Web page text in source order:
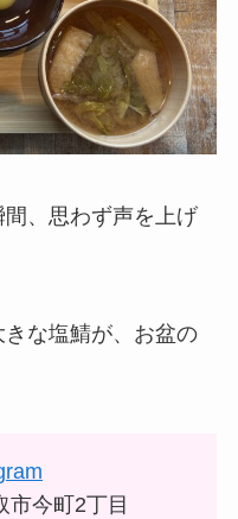
、思わず声を上げ
な塩鯖が、お盆の
市今町2丁目